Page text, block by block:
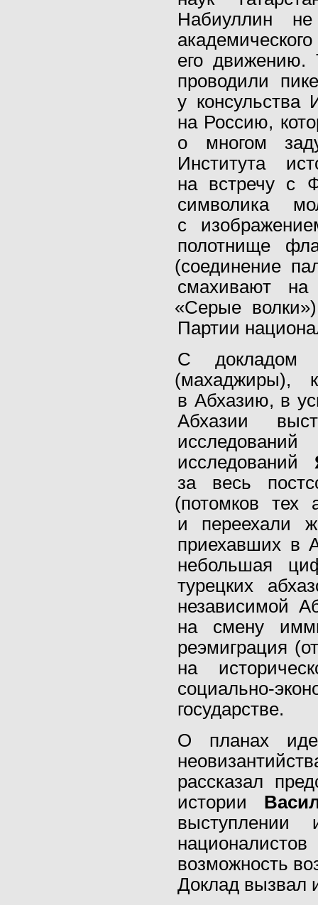
Набиуллин
его движению.
проводили
у консульства
на Россию,
о многом
Института
на встречу с
символика
с
полотнище
(соединение
смахивают на
«Серые
Партии
С докладом
(махаджиры),
в Абхазию, в
Абхазии
исследований
исследований
за весь
(потомков тех
и переехали
приехавших в
небольшая
турецких
независимой
на смену
реэмиграция (
на
социально-
государстве.
О планах
рассказал
истории
выступлении
возможность
Доклад вызвал